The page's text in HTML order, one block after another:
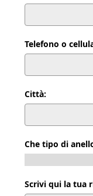
Telefono o
Città:
Che tipo di
Scrivi qui la tua